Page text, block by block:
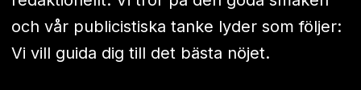
och vår publicistiska tanke lyder som följer:
Vi vill guida dig till det bästa nöjet.